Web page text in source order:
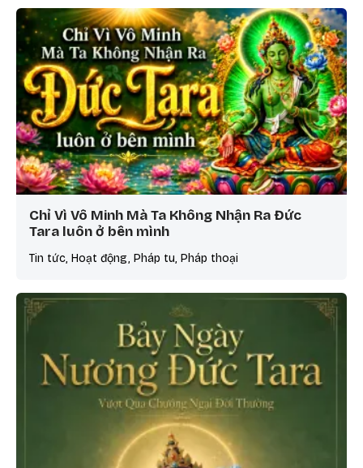
Chỉ Vì Vô Minh Mà Ta Không Nhận Ra Đức
Tara luôn ở bên mình
Tin tức, Hoạt động, Pháp tu, Pháp thoại